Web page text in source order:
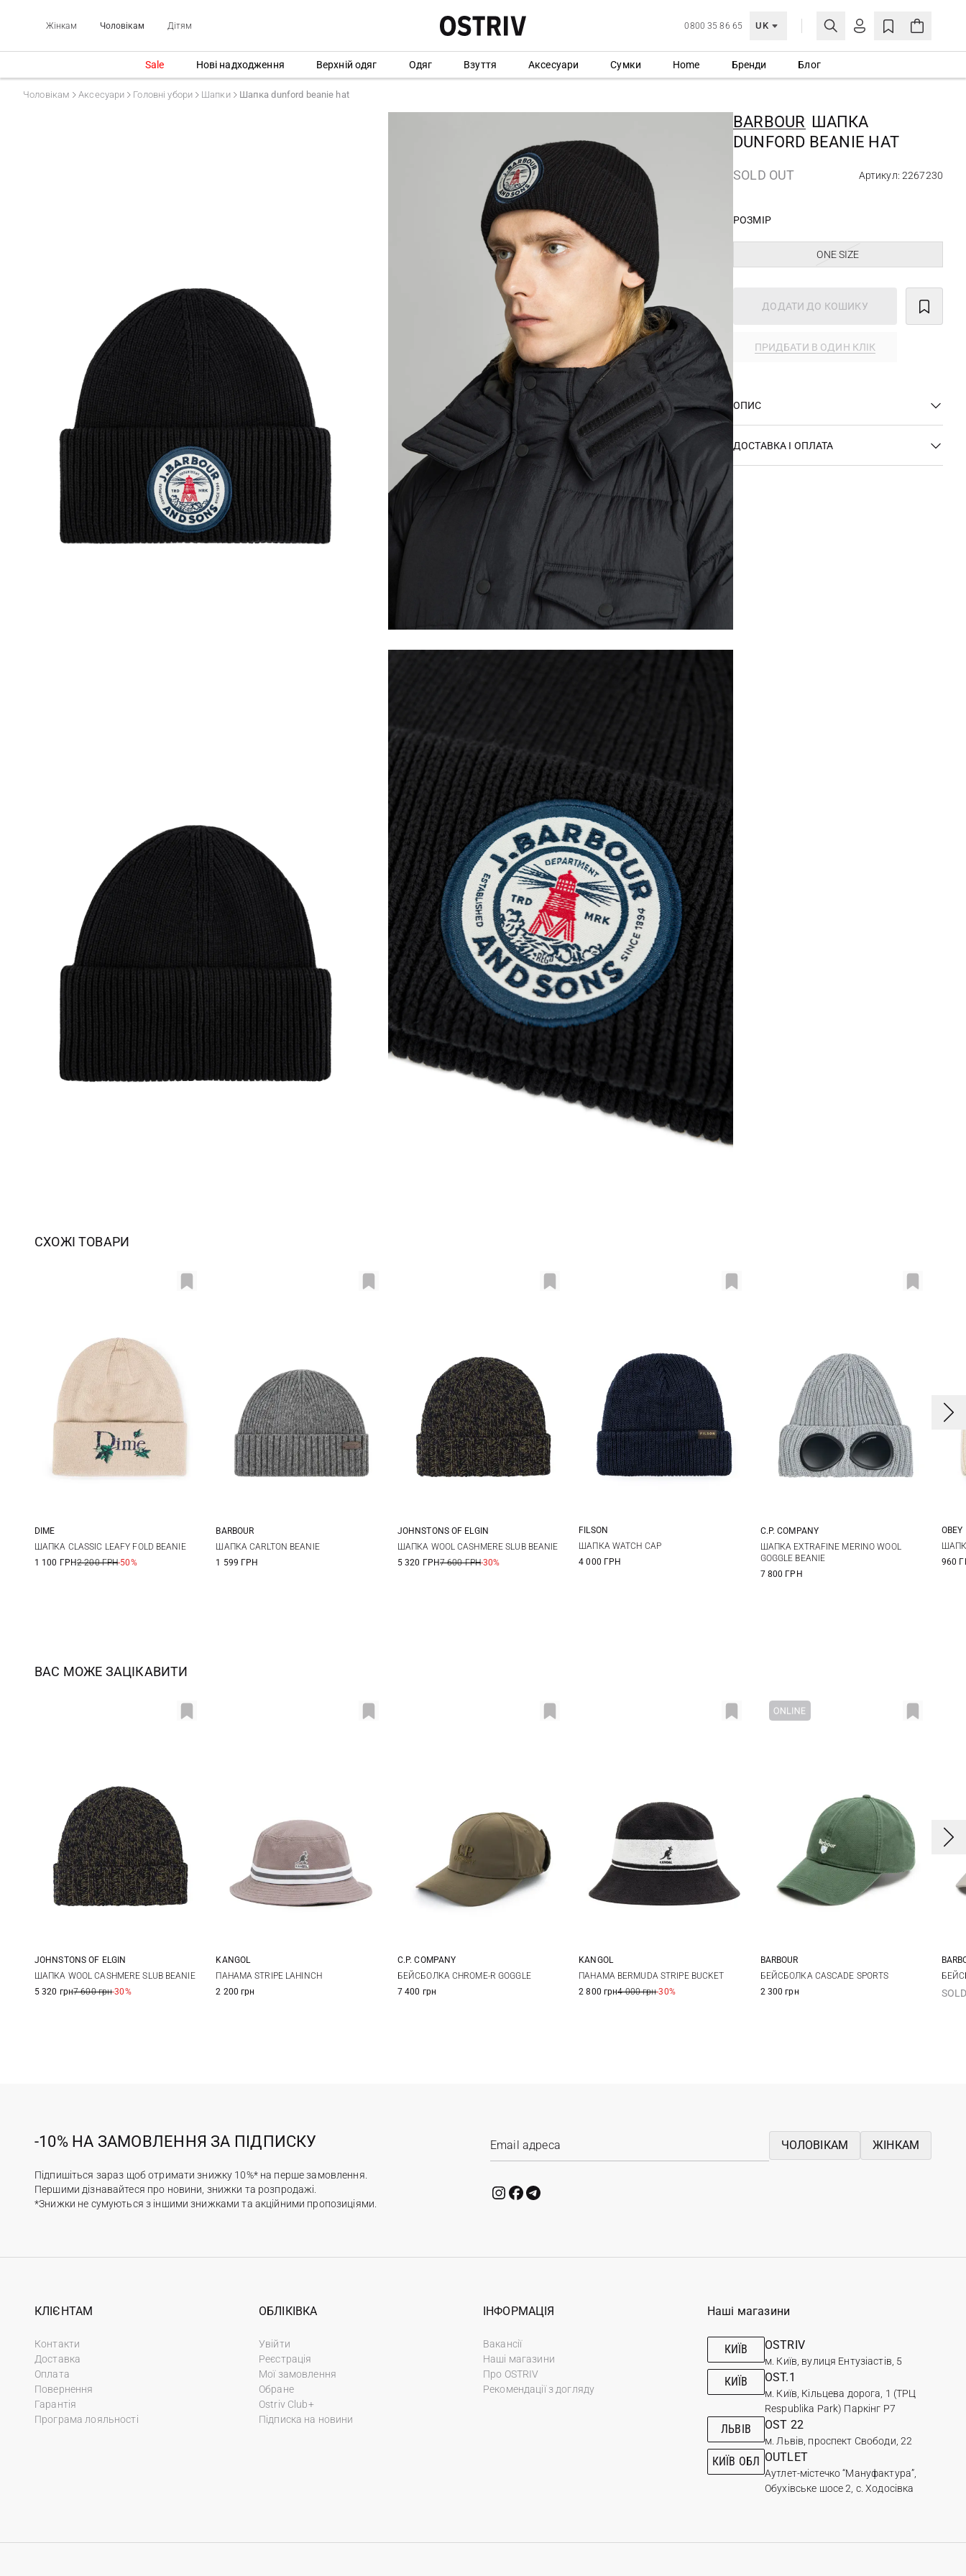
Жінкам Чоловікам Дітям 0800 35 86 65 UK
МОЯ ОБЛІКІВКА
Ще не зареєстровані?
СТВОРИТИ ОБЛІКІВКУ
Sale Нові надходження Верхній одяг Одяг Взуття Аксесуари Сумки Home Бренди Блог
Чоловікам Аксесуари Головні убори Шапки Шапка dunford beanie hat
BARBOUR ШАПКА
DUNFORD BEANIE HAT
SOLD OUT Артикул: 2267230
РОЗМІР
ONE SIZE
ДОДАТИ ДО КОШИКУ
ПРИДБАТИ В ОДИН КЛІК
ОПИС
ДОСТАВКА І ОПЛАТА
СХОЖІ ТОВАРИ
One size
DIME
ШАПКА CLASSIC LEAFY FOLD BEANIE
1 100 ГРН2 200 ГРН-50%
One size
BARBOUR
ШАПКА CARLTON BEANIE
1 599 ГРН
One size
JOHNSTONS OF ELGIN
ШАПКА WOOL CASHMERE SLUB BEANIE
5 320 ГРН7 600 ГРН-30%
One size
FILSON
ШАПКА WATCH CAP
4 000 ГРН
One size
C.P. COMPANY
ШАПКА EXTRAFINE MERINO WOOL
GOGGLE BEANIE
7 800 ГРН
OBEY
960
ВАС МОЖЕ ЗАЦІКАВИТИ
One size
JOHNSTONS OF ELGIN
ШАПКА WOOL CASHMERE SLUB BEANIE
5 320 грн7 600 грн-30%
M L XL
KANGOL
ПАНАМА STRIPE LAHINCH
2 200 грн
M L XL
C.P. COMPANY
БЕЙСБОЛКА CHROME-R GOGGLE
7 400 грн
S M L
KANGOL
ПАНАМА BERMUDA STRIPE BUCKET
2 800 грн4 000 грн-30%
One size
BARBOUR
БЕЙСБОЛКА CASCADE SPORTS
2 300 грн
-10% НА ЗАМОВЛЕННЯ ЗА ПІДПИСКУ
Підпишіться зараз щоб отримати знижку 10%* на перше замовлення.
Першими дізнавайтеся про новини, знижки та розпродажі.
*Знижки не сумуються з іншими знижками та акційними пропозиціями.
ЧОЛОВІКАМ ЖІНКАМ
КЛІЄНТАМ
Контакти
Доставка
Оплата
Повернення
Гарантія
Програма лояльності
ОБЛІКІВКА
Увійти
Реєстрація
Мої замовлення
Обране
Ostriv Club+
Підписка на новини
ІНФОРМАЦІЯ
Вакансії
Наші магазини
Про OSTRIV
Рекомендації з догляду
Наші магазини
КИЇВ OSTRIV
м. Київ, вулиця Ентузіастів, 5
КИЇВ OST.1
м. Київ, Кільцева дорога, 1 (ТРЦ
Respublika Park) Паркінг Р7
ЛЬВІВ OST 22
м. Львів, проспект Свободи, 22
КИЇВ ОБЛ OUTLET
Аутлет-містечко “Мануфактура”,
Обухівське шосе 2, с. Ходосівка